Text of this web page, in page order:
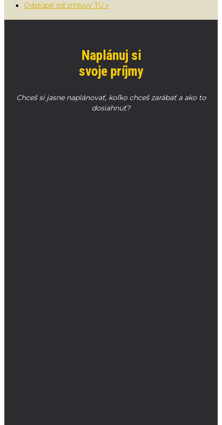
Odstúpiť od zmluvy TU »
Naplánuj si
svoje príjmy
Chceš si jasne naplánovať, koľko chceš zarábať a ako to
dosiahnuť?